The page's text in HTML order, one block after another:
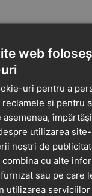
grosimii
cm si 1 cm.
se adaptează
autentică
activarea completă
contribuind
– fără diferență
oferind o postură
confort în sezonul
web
uri pentru a
și pentru
asemenea,
utilizarea
noștri de
cu alte
sau pe care
utilizarea serviciilor